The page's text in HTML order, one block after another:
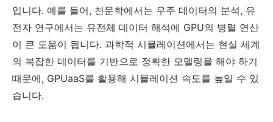
입니다. 예를 들어, 천문학에서는 우주 데이터의 분석, 유
전자 연구에서는 유전체 데이터 해석에 GPU의 병렬 연산
이 큰 도움이 됩니다. 과학적 시뮬레이션에서는 현실 세계
의 복잡한 데이터를 기반으로 정확한 모델링을 해야 하기
때문에, GPUaaS를 활용해 시뮬레이션 속도를 높일 수 있
습니다.